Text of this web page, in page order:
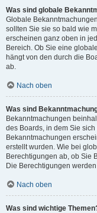
Was sind globale
Globale
sollten Sie sie so bald wie
erscheinen ganz oben in
Bereich. Ob Sie eine
hängt von den durch die
ab.
Nach oben
Was sind
Bekanntmachungen
des Boards, in dem Sie
Bekanntmachungen
erstellt wurden. Wie bei
Berechtigungen ab, ob Sie
Die Berechtigungen
Nach oben
Was sind wichtige